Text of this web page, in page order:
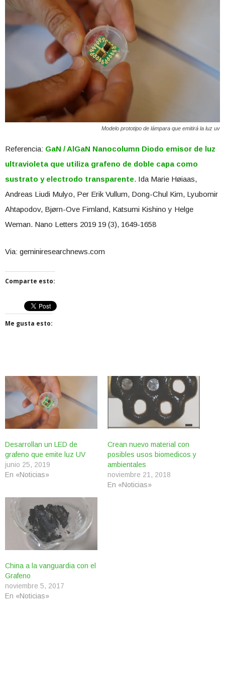
Modelo prototipo de lámpara que emitirá la luz uv
Referencia: GaN / AlGaN Nanocolumn Diodo emisor de luz
ultravioleta que utiliza grafeno de doble capa como
sustrato y electrodo transparente. Ida Marie Høiaas,
Andreas Liudi Mulyo, Per Erik Vullum, Dong-Chul Kim, Lyubomir
Ahtapodov, Bjørn-Ove Fimland, Katsumi Kishino y Helge
Weman. Nano Letters 2019 19 (3), 1649-1658
Via: geminiresearchnews.com
Comparte esto:
Me gusta esto:
Desarrollan un LED de
grafeno que emite luz UV
junio 25, 2019
En «Noticias»
Crean nuevo material con
posibles usos biomedicos y
ambientales
noviembre 21, 2018
En «Noticias»
China a la vanguardia con el
Grafeno
noviembre 5, 2017
En «Noticias»